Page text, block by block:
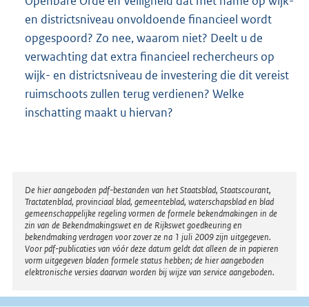
en districtsniveau onvoldoende financieel wordt
opgespoord? Zo nee, waarom niet? Deelt u de
verwachting dat extra financieel rechercheurs op
wijk- en districtsniveau de investering die dit vereist
ruimschoots zullen terug verdienen? Welke
inschatting maakt u hiervan?
Disclaimer
De hier aangeboden pdf-bestanden van het Staatsblad, Staatscourant,
Tractatenblad, provinciaal blad, gemeenteblad, waterschapsblad en blad
gemeenschappelijke regeling vormen de formele bekendmakingen in de
zin van de Bekendmakingswet en de Rijkswet goedkeuring en
bekendmaking verdragen voor zover ze na 1 juli 2009 zijn uitgegeven.
Voor pdf-publicaties van vóór deze datum geldt dat alleen de in papieren
vorm uitgegeven bladen formele status hebben; de hier aangeboden
elektronische versies daarvan worden bij wijze van service aangeboden.